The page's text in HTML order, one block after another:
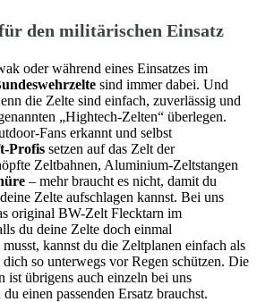
den militärischen Einsatz
oder während eines Einsatzes im
sind immer dabei. Und
die Zelte sind einfach, zuverlässig und
„Hightech-Zelten“ überlegen.
Fans erkannt und selbst
Profis setzen auf das Zelt der
Zeltbahnen, Aluminium-Zeltstangen
– mehr braucht es nicht, damit du
Zelte aufschlagen kannst. Bei uns
original BW-Zelt Flecktarn im
du deine Zelte doch einmal
kannst du die Zeltplanen einfach als
so unterwegs vor Regen schützen. Die
ist übrigens auch einzeln bei uns
einen passenden Ersatz brauchst.